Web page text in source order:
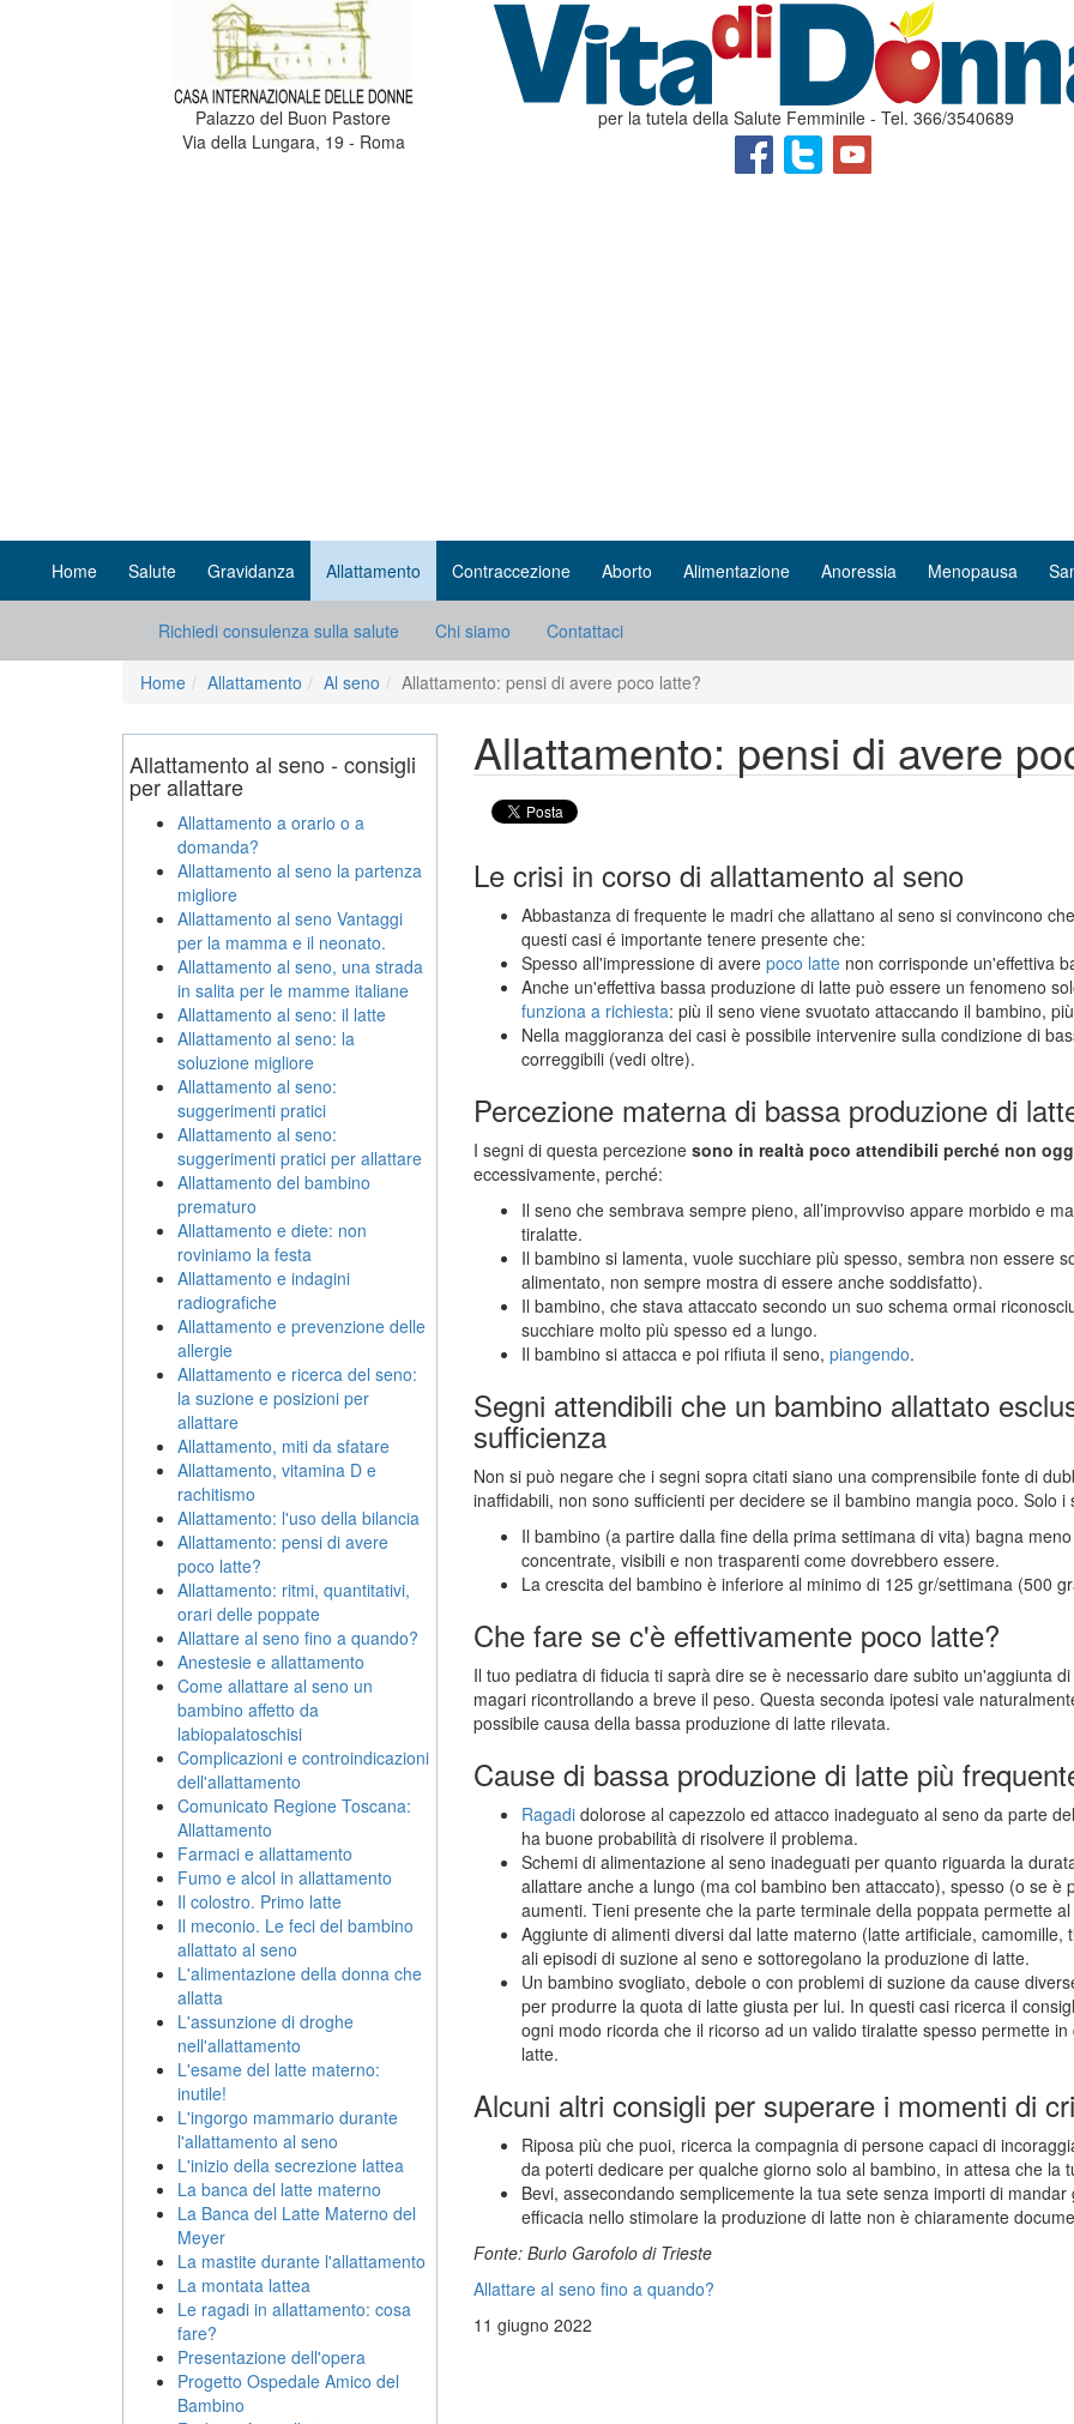
Palazzo del Buon Pastore
Via della Lungara, 19 - Roma
per la tutela della Salute Femminile - Tel. 366/3540689
Home Salute Gravidanza Allattamento Contraccezione Aborto Alimentazione Anoressia Menopausa
Richiedi consulenza sulla salute Chi siamo Contattaci
Home Allattamento Al seno Allattamento: pensi di avere poco latte?
Allattamento: pensi di avere
Le crisi in corso di allattamento al seno
Abbastanza di frequente le madri che allattano al seno si convincono
questi casi é importante tenere presente che:
Spesso all'impressione di avere poco lattenon corrisponde un'effettiva
Anche un'effettiva bassa produzione di latte può essere un fenomeno
funziona a richiesta: più il seno viene svuotato attaccando il bambino,
Nella maggioranza dei casi è possibile intervenire sulla condizione di
correggibili (vedi oltre).
Percezione materna di bassa produzione di
I segni di questa percezione sono in realtà poco attendibili perché non
eccessivamente, perché:
Il seno che sembrava sempre pieno, all’improvviso appare morbido e
tiralatte.
Il bambino si lamenta, vuole succhiare più spesso, sembra non essere
alimentato, non sempre mostra di essere anche soddisfatto).
Il bambino, che stava attaccato secondo un suo schema ormai
succhiare molto più spesso ed a lungo.
Il bambino si attacca e poi rifiuta il seno, piangendo.
Segni attendibili che un bambino allattato
sufficienza
Non si può negare che i segni sopra citati siano una comprensibile fonte di
inaffidabili, non sono sufficienti per decidere se il bambino mangia poco. Solo
Il bambino (a partire dalla fine della prima settimana di vita) bagna
concentrate, visibili e non trasparenti come dovrebbero essere.
La crescita del bambino è inferiore al minimo di 125 gr/settimana (500
Che fare se c'è effettivamente poco latte?
Il tuo pediatra di fiducia ti saprà dire se è necessario dare subito un'aggiunta
magari ricontrollando a breve il peso. Questa seconda ipotesi vale
possibile causa della bassa produzione di latte rilevata.
Cause di bassa produzione di latte più
Ragadidolorose al capezzolo ed attacco inadeguato al seno da parte
ha buone probabilità di risolvere il problema.
Schemi di alimentazione al seno inadeguati per quanto riguarda la
allattare anche a lungo (ma col bambino ben attaccato), spesso (o se
aumenti. Tieni presente che la parte terminale della poppata permette
Aggiunte di alimenti diversi dal latte materno (latte artificiale,
ali episodi di suzione al seno e sottoregolano la produzione di latte.
Un bambino svogliato, debole o con problemi di suzione da cause
per produrre la quota di latte giusta per lui. In questi casi ricerca il
ogni modo ricorda che il ricorso ad un valido tiralatte spesso permette
latte.
Alcuni altri consigli per superare i momenti di
Riposa più che puoi, ricerca la compagnia di persone capaci di
da poterti dedicare per qualche giorno solo al bambino, in attesa che la
Bevi, assecondando semplicemente la tua sete senza importi di
efficacia nello stimolare la produzione di latte non è chiaramente
Fonte: Burlo Garofolo di Trieste
Allattare al seno fino a quando?
11 giugno 2022
Allattamento al seno - consigli
per allattare
Allattamento a orario o a
domanda?
Allattamento al seno la partenza
migliore
Allattamento al seno Vantaggi
per la mamma e il neonato.
Allattamento al seno, una strada
in salita per le mamme italiane
Allattamento al seno: il latte
Allattamento al seno: la
soluzione migliore
Allattamento al seno:
suggerimenti pratici
Allattamento al seno:
suggerimenti pratici per allattare
Allattamento del bambino
prematuro
Allattamento e diete: non
roviniamo la festa
Allattamento e indagini
radiografiche
Allattamento e prevenzione delle
allergie
Allattamento e ricerca del seno:
la suzione e posizioni per
allattare
Allattamento, miti da sfatare
Allattamento, vitamina D e
rachitismo
Allattamento: l'uso della bilancia
Allattamento: pensi di avere
poco latte?
Allattamento: ritmi, quantitativi,
orari delle poppate
Allattare al seno fino a quando?
Anestesie e allattamento
Come allattare al seno un
bambino affetto da
labiopalatoschisi
Complicazioni e controindicazioni
dell'allattamento
Comunicato Regione Toscana:
Allattamento
Farmaci e allattamento
Fumo e alcol in allattamento
Il colostro. Primo latte
Il meconio. Le feci del bambino
allattato al seno
L'alimentazione della donna che
allatta
L'assunzione di droghe
nell'allattamento
L'esame del latte materno:
inutile!
L'ingorgo mammario durante
l'allattamento al seno
L'inizio della secrezione lattea
La banca del latte materno
La Banca del Latte Materno del
Meyer
La mastite durante l'allattamento
La montata lattea
Le ragadi in allattamento: cosa
fare?
Presentazione dell'opera
Progetto Ospedale Amico del
Bambino